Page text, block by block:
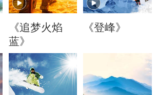
《追梦火焰
蓝》
《登峰》